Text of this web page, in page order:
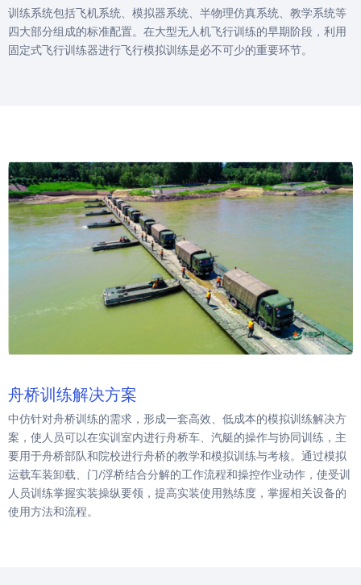
训练系统包括飞机系统、模拟器系统、半物理仿真系统、教学系统等
四大部分组成的标准配置。在大型无人机飞行训练的早期阶段，利用
固定式飞行训练器进行飞行模拟训练是必不可少的重要环节。
舟桥训练解决方案
中仿针对舟桥训练的需求，形成一套高效、低成本的模拟训练解决方
案，使人员可以在实训室内进行舟桥车、汽艇的操作与协同训练，主
要用于舟桥部队和院校进行舟桥的教学和模拟训练与考核。通过模拟
运载车装卸载、门/浮桥结合分解的工作流程和操控作业动作，使受训
人员训练掌握实装操纵要领，提高实装使用熟练度，掌握相关设备的
使用方法和流程。